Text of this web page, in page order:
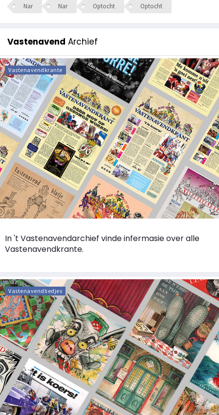
Nar Nar Optocht Optocht
Vastenavend Archief
Vastenavendkrante
In 't Vastenavendarchief vinde infermasie over alle
Vastenavendkrante.
Vastenavendliedjes